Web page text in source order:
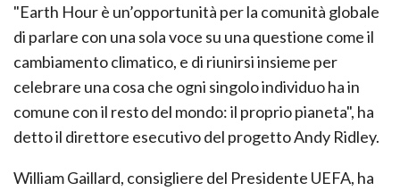
"Earth Hour è un’opportunità per la comunità globale
di parlare con una sola voce su una questione come il
cambiamento climatico, e di riunirsi insieme per
celebrare una cosa che ogni singolo individuo ha in
comune con il resto del mondo: il proprio pianeta", ha
detto il direttore esecutivo del progetto Andy Ridley.
William Gaillard, consigliere del Presidente UEFA, ha